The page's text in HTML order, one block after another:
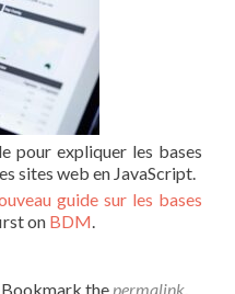
pour expliquer les bases
sites web en JavaScript.
guide sur les bases
on BDM.
Bookmark thepermalink.